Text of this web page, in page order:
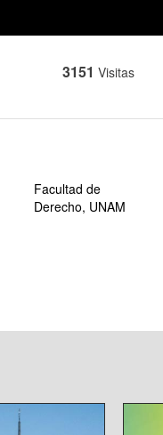
3151 Visitas
Facultad de
Derecho, UNAM